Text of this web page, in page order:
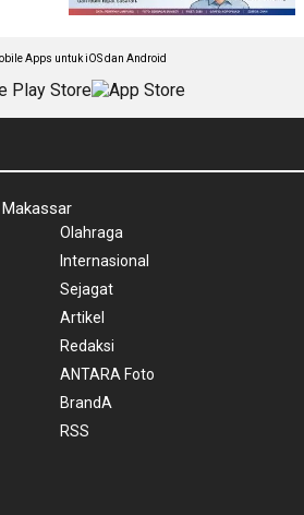
Apps untuk iOS dan Android
Olahraga
Internasional
Sejagat
Artikel
Redaksi
ANTARA Foto
BrandA
RSS